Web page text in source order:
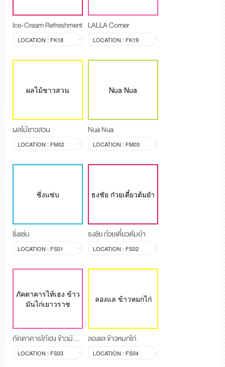
Ice-Cream Refreshment
LOCATION : FK18
LALLA Corner
LOCATION : FK19
ผลไม้ชาวสวน
ผลไม้ชาวสวน
LOCATION : FM02
Nua Nua
Nua Nua
LOCATION : FM03
ซิ่งแซ่บ
ซิ่งแซ่บ
LOCATION : FS01
ธงชัย ก๋วยเตี๋ยวต้มยำ
ธงชัย ก๋วยเตี๋ยวต้มยำ
LOCATION : FS02
ภัคตาคารไท้เฮง ข้าว
มันไก่เยาวราช
ภัคตาคารไท้เฮง ข้าวมันไก่เยาวราช
LOCATION : FS03
ลองแล ข้าวหมกไก่
ลองแล ข้าวหมกไก่
LOCATION : FS04